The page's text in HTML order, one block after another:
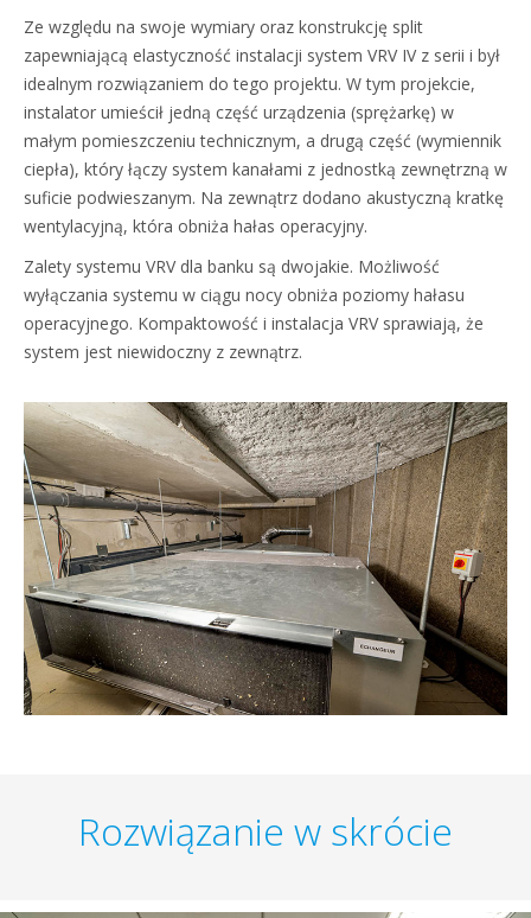
Ze względu na swoje wymiary oraz konstrukcję split
zapewniającą elastyczność instalacji system VRV IV z serii i był
idealnym rozwiązaniem do tego projektu. W tym projekcie,
instalator umieścił jedną część urządzenia (sprężarkę) w
małym pomieszczeniu technicznym, a drugą część (wymiennik
ciepła), który łączy system kanałami z jednostką zewnętrzną w
suficie podwieszanym. Na zewnątrz dodano akustyczną kratkę
wentylacyjną, która obniża hałas operacyjny.
Zalety systemu VRV dla banku są dwojakie. Możliwość
wyłączania systemu w ciągu nocy obniża poziomy hałasu
operacyjnego. Kompaktowość i instalacja VRV sprawiają, że
system jest niewidoczny z zewnątrz.
Rozwiązanie w skrócie